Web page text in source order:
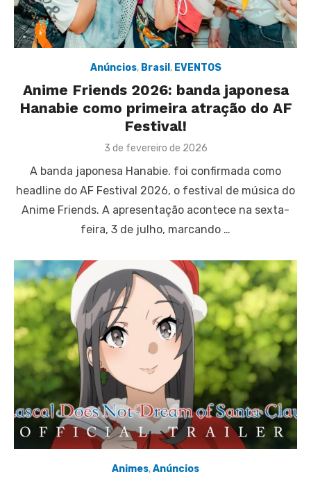
Anúncios, Brasil , EVENTOS
Anime Friends 2026: banda japonesa
Hanabie como primeira atração do AF
Festival!
Posted
3 de fevereiro de 2026
A banda japonesa Hanabie. foi confirmada como
headline do AF Festival 2026, o festival de música do
Anime Friends. A apresentação acontece na sexta-
feira, 3 de julho, marcando …
Animes,Anúncios